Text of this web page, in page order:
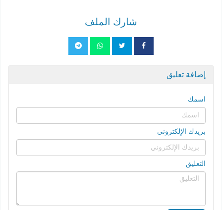
شارك الملف
إضافة تعليق
اسمك
بريدك الإلكتروني
التعليق